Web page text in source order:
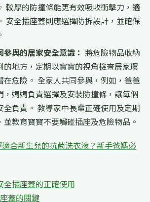
較厚的防撞條能更有效吸收衝擊力，適
安全插座蓋則應選擇防拆設計，並確保
與的居家安全意識： 將危險物品收納
的地方，定期以寶寶的視角檢查居家環
在危險。 全家人共同參與，例如，爸爸
，媽媽負責選擇及安裝防撞條，讓每個
全負責。 教導家中長輩正確使用及定期
並教育寶寶不要觸碰插座及危險物品。
合新生兒的抗菌洗衣液？新手爸媽必
全插座蓋的正確使用
蓋的關鍵